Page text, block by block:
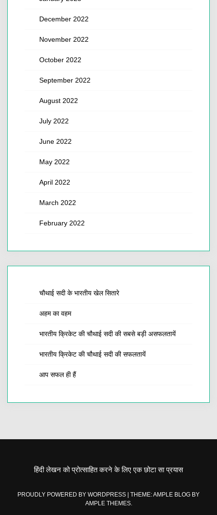
December 2022
November 2022
October 2022
September 2022
August 2022
July 2022
June 2022
May 2022
April 2022
March 2022
February 2022
चौथाई सदी के भारतीय खेल सितारे
अहम का वहम
भारतीय क्रिकेट की चौथाई सदी की सबसे बड़ी असफलतायें
भारतीय क्रिकेट की चौथाई सदी की सफलतायें
आप सफल ही हैं
हिंदी लेखन को प्रोत्साहित करने के लिए एक छोटा सा प्रयास
PROUDLY POWERED BY WORDPRESS
THEME: AMPLE BLOG BY
AMPLE THEMES.